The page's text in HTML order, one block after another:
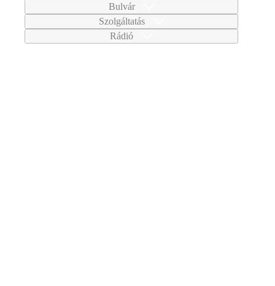
Bulvár
Szolgáltatás
Rádió